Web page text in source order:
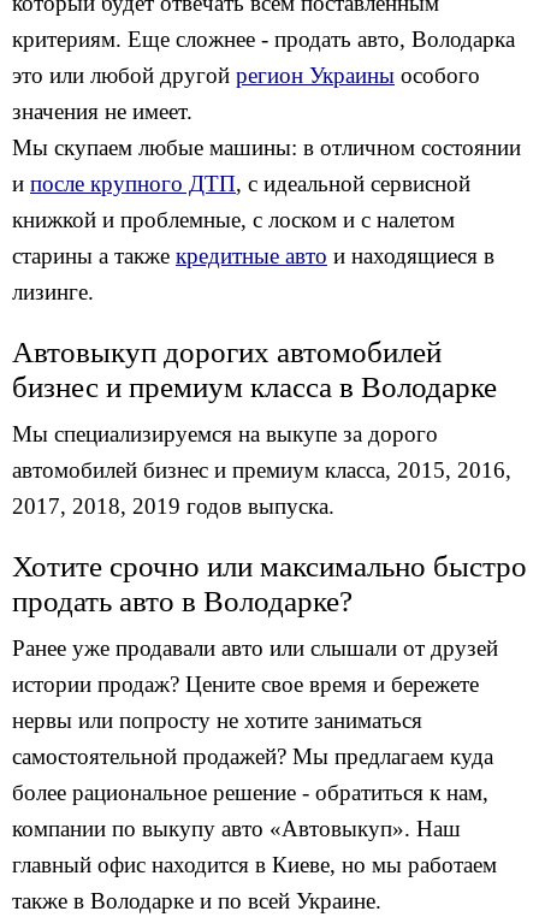
критериям. Еще сложнее - продать авто, Володарка
это или любой другой регион Украины особого
значения не имеет.
Мы скупаем любые машины: в отличном состоянии
и после крупного ДТП, с идеальной сервисной
книжкой и проблемные, c лоском и с налетом
старины а также кредитные авто и находящиеся в
лизинге.
Автовыкуп дорогих автомобилей
бизнес и премиум класса в Володарке
Мы специализируемся на выкупе за дорого
автомобилей бизнес и премиум класса, 2015, 2016,
2017, 2018, 2019 годов выпуска.
Хотите срочно или максимально быстро
продать авто в Володарке?
Ранее уже продавали авто или слышали от друзей
истории продаж? Цените свое время и бережете
нервы или попросту не хотите заниматься
самостоятельной продажей? Мы предлагаем куда
более рациональное решение - обратиться к нам,
компании по выкупу авто «Автовыкуп». Наш
главный офис находится в Киеве, но мы работаем
также в Володарке и по всей Украине.